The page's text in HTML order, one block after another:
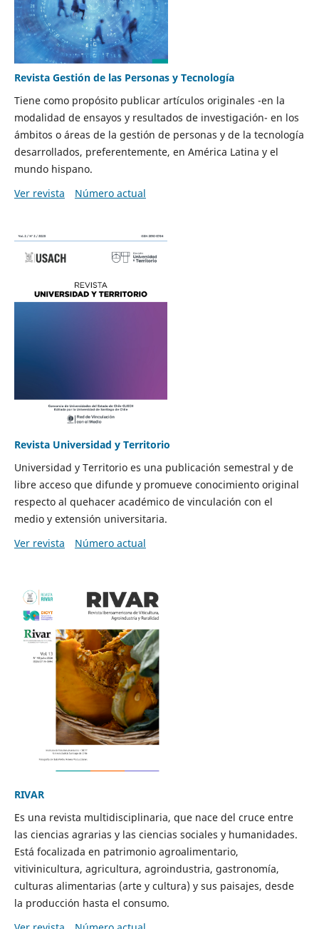
Revista Gestión de las Personas y Tecnología
Tiene como propósito publicar artículos originales -en la
modalidad de ensayos y resultados de investigación- en los
ámbitos o áreas de la gestión de personas y de la tecnología
desarrollados, preferentemente, en América Latina y el
mundo hispano.
Ver revista
Número actual
Revista Universidad y Territorio
Universidad y Territorio es una publicación semestral y de
libre acceso que difunde y promueve conocimiento original
respecto al quehacer académico de vinculación con el
medio y extensión universitaria.
Ver revista
Número actual
RIVAR
Es una revista multidisciplinaria, que nace del cruce entre
las ciencias agrarias y las ciencias sociales y humanidades.
Está focalizada en patrimonio agroalimentario,
vitivinicultura, agricultura, agroindustria, gastronomía,
culturas alimentarias (arte y cultura) y sus paisajes, desde
la producción hasta el consumo.